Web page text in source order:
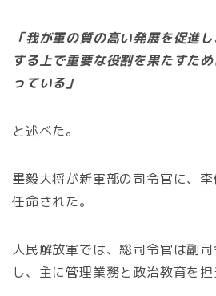
「我が軍の質の高い発展を促進
する上で重要な役割を果たすた
っている」
と述べた。
畢毅大将が新軍部の司令官に、
任命された。
人民解放軍では、総司令官は副
し、主に管理業務と政治教育を担